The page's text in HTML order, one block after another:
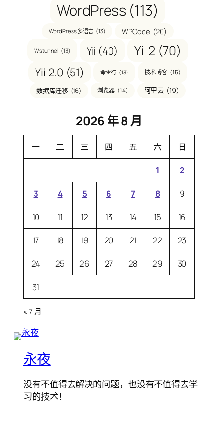
WordPress (113)
WordPress 多语言 (13) WPCode (20)
Wstunnel (13) Yii (40) Yii 2 (70)
Yii 2.0 (51) 命令行 (13) 技术博客 (15)
数据库迁移 (16) 浏览器 (14) 阿里云 (19)
2026 年 8 月
一 二 三 四 五 六 日
1 2
3 4 5 6 7 8 9
10 11 12 13 14 15 16
17 18 19 20 21 22 23
24 25 26 27 28 29 30
31
« 7 月
永夜
没有不值得去解决的问题，也没有不值得去学
习的技术！